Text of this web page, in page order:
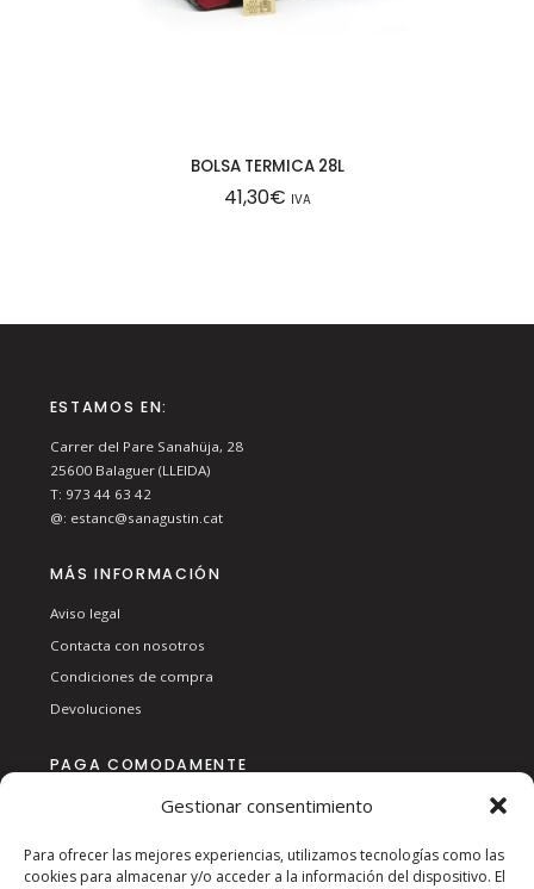
Gestionar consentimiento
Para ofrecer las mejores experiencias, utilizamos tecnologías como las
cookies para almacenar y/o acceder a la información del dispositivo. El
BOLSA TERMICA 28L
41,30€ IVA
ESTAMOS EN:
Carrer del Pare Sanahüja, 28
25600 Balaguer (LLEIDA)
T: 973 44 63 42
@: estanc@sanagustin.cat
MÁS INFORMACIÓN
Aviso legal
Contacta con nosotros
Condiciones de compra
Devoluciones
PAGA COMODAMENTE